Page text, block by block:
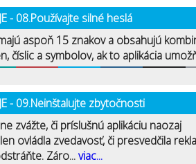
- 08.Používajte silné heslá
aspoň 15 znakov a obsahujú
číslic a symbolov, ak to aplikácia
- 09.Neinštalujte zbytočnosti
zvážte, či príslušnú aplikáciu naozaj
ovládla zvedavosť, či presvedčila
Záro...viac...